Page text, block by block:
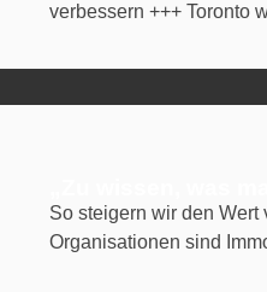
verbessern +++ Toronto
So steigern wir den
Organisationen sind